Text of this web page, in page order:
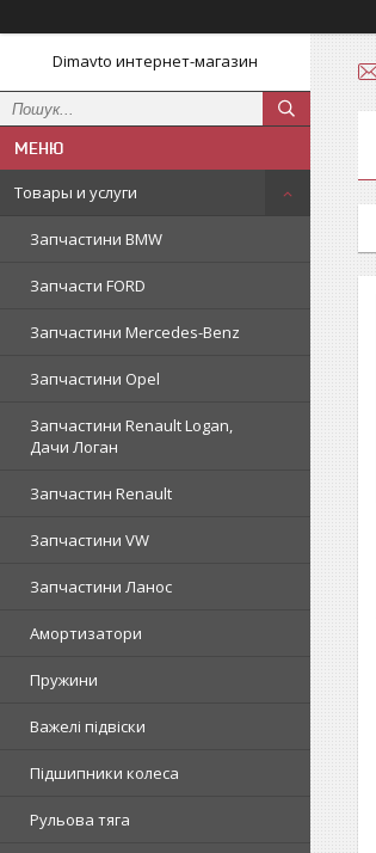
Dimavto интернет-магазин
Товары и услуги
Запчастини BMW
Запчасти FORD
Запчастини Mercedes-Benz
Запчастини Opel
Запчастини Renault Logan,
Дачи Логан
Запчастин Renault
Запчастини VW
Запчастини Ланос
Амортизатори
Пружини
Важелі підвіски
Підшипники колеса
Рульова тяга